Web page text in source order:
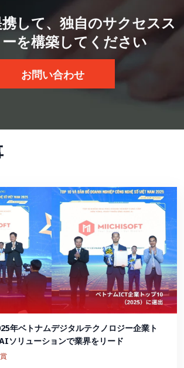
して、独自のサクセスス
ーを構築してください
お問い合わせ
年ベトナムデジタルテクノロジー企業ト
ソリューションで業界をリード